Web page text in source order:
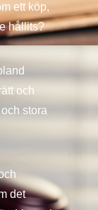
ett köp,
hållits?
och
stora
det